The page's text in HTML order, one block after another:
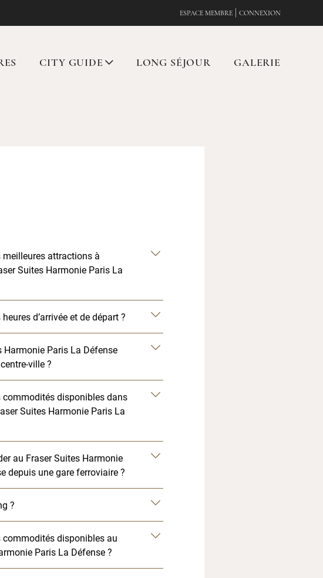
ESPACE MEMBRE CONNEXION
CITY GUIDE LONG SÉJOUR GALERIE
meilleures attractions à
Suites Harmonie Paris La
d’arrivée et de départ ?
Harmonie Paris La Défense
ville ?
commodités disponibles dans
Suites Harmonie Paris La
au Fraser Suites Harmonie
depuis une gare ferroviaire ?
?
commodités disponibles au
Paris La Défense ?